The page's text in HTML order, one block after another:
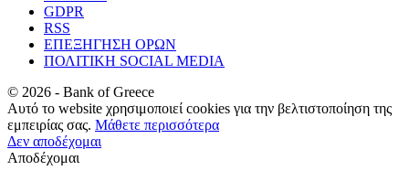
GDPR
RSS
ΕΠΕΞΗΓΗΣΗ ΟΡΩΝ
ΠΟΛΙΤΙΚΗ SOCIAL MEDIA
© 2026 - Bank of Greece
Αυτό το website χρησιμοποιεί cookies για την βελτιστοποίηση της
εμπειρίας σας. Μάθετε περισσότερα
Δεν αποδέχομαι
Αποδέχομαι